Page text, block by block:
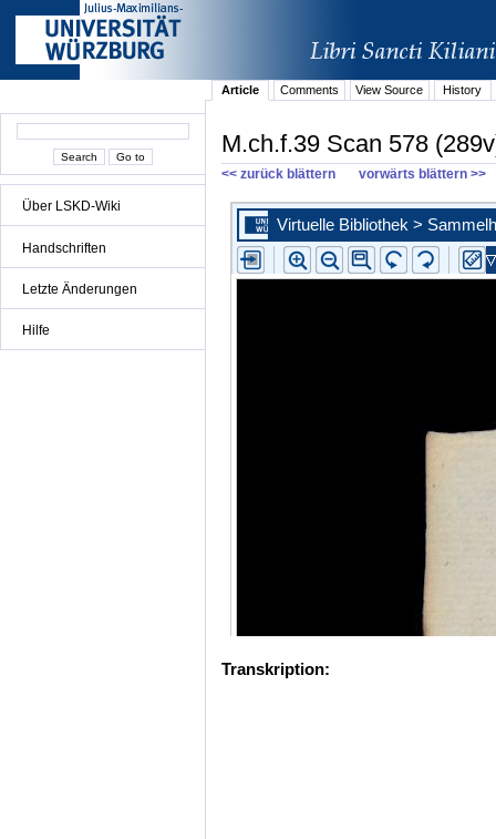
Über LSKD-Wiki
Handschriften
Letzte Änderungen
Hilfe
Article Comments View Source History
M.ch.f.39 Scan 578
<< zurück blättern vorwärts blättern >>
Transkription: